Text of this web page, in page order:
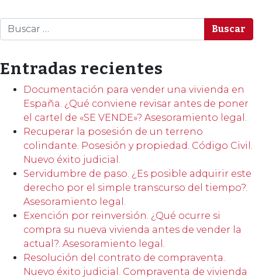
Buscar
Entradas recientes
Documentación para vender una vivienda en
España. ¿Qué conviene revisar antes de poner
el cartel de «SE VENDE»? Asesoramiento legal.
Recuperar la posesión de un terreno
colindante. Posesión y propiedad. Código Civil.
Nuevo éxito judicial.
Servidumbre de paso. ¿Es posible adquirir este
derecho por el simple transcurso del tiempo?.
Asesoramiento legal.
Exención por reinversión. ¿Qué ocurre si
compra su nueva vivienda antes de vender la
actual?. Asesoramiento legal.
Resolución del contrato de compraventa.
Nuevo éxito judicial. Compraventa de vivienda